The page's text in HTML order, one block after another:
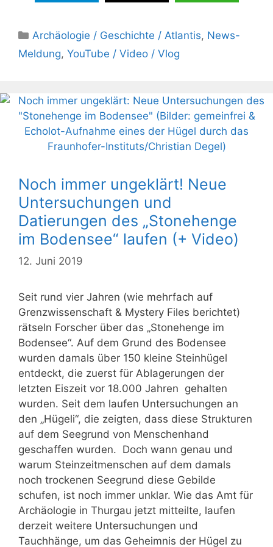
Kategorien
Archäologie / Geschichte / Atlantis, News-
Meldung, YouTube / Video / Vlog
Noch immer ungeklärt! Neue
Untersuchungen und
Datierungen des „Stonehenge
im Bodensee“ laufen (+ Video)
12. Juni 2019
Seit rund vier Jahren (wie mehrfach auf
Grenzwissenschaft & Mystery Files berichtet)
rätseln Forscher über das „Stonehenge im
Bodensee“. Auf dem Grund des Bodensee
wurden damals über 150 kleine Steinhügel
entdeckt, die zuerst für Ablagerungen der
letzten Eiszeit vor 18.000 Jahren gehalten
wurden. Seit dem laufen Untersuchungen an
den „Hügeli“, die zeigten, dass diese Strukturen
auf dem Seegrund von Menschenhand
geschaffen wurden. Doch wann genau und
warum Steinzeitmenschen auf dem damals
noch trockenen Seegrund diese Gebilde
schufen, ist noch immer unklar. Wie das Amt für
Archäologie in Thurgau jetzt mitteilte, laufen
derzeit weitere Untersuchungen und
Tauchhänge, um das Geheimnis der Hügel zu